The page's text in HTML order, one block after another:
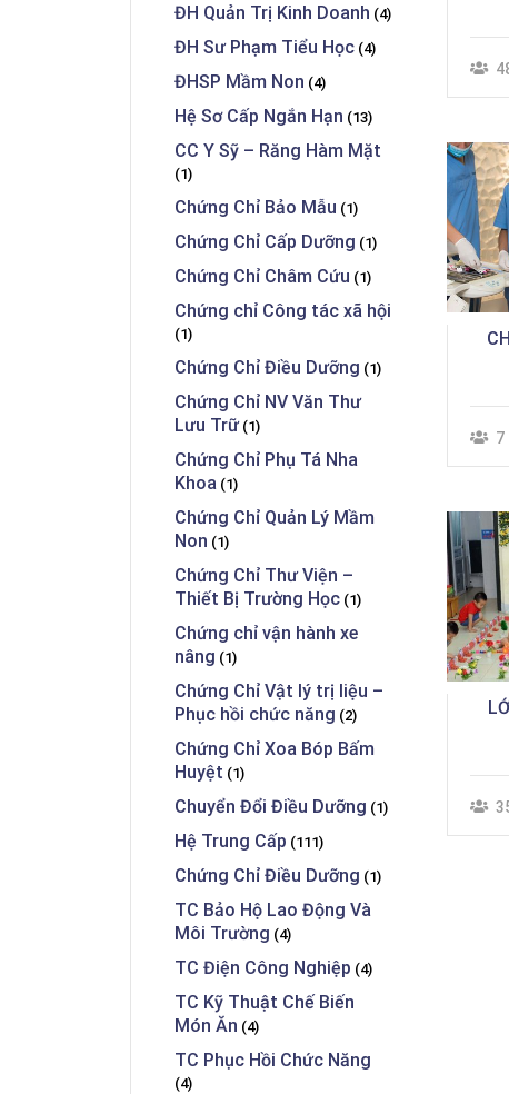
7
ĐH Quản Trị Kinh Doanh (4)
ĐH Sư Phạm Tiểu Học (4)
ĐHSP Mầm Non (4)
Hệ Sơ Cấp Ngắn Hạn (13)
CC Y Sỹ – Răng Hàm Mặt
(1)
Chứng Chỉ Bảo Mẫu (1)
Chứng Chỉ Cấp Dưỡng (1)
Chứng Chỉ Châm Cứu (1)
Chứng chỉ Công tác xã hội
(1)
Chứng Chỉ Điều Dưỡng (1)
Chứng Chỉ NV Văn Thư
Lưu Trữ(1)
Chứng Chỉ Phụ Tá Nha
Khoa (1)
Chứng Chỉ Quản Lý Mầm
Non (1)
Chứng Chỉ Thư Viện –
Thiết Bị Trường Học (1)
Chứng chỉ vận hành xe
nâng (1)
Chứng Chỉ Vật lý trị liệu –
Phục hồi chức năng (2)
Chứng Chỉ Xoa Bóp Bấm
Huyệt (1)
Chuyển Đổi Điều Dưỡng (1)
Hệ Trung Cấp (111)
Chứng Chỉ Điều Dưỡng (1)
TC Bảo Hộ Lao Động Và
Môi Trường (4)
TC Điện Công Nghiệp (4)
TC Kỹ Thuật Chế Biến
Món Ăn (4)
TC Phục Hồi Chức Năng
(4)